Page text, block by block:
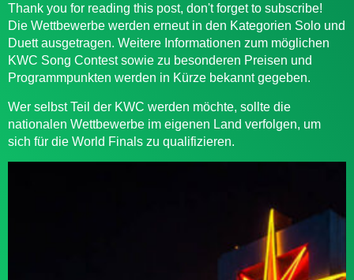
Thank you for reading this post, don't forget to subscribe!
Die Wettbewerbe werden erneut in den Kategorien Solo und
Duett ausgetragen. Weitere Informationen zum möglichen
KWC Song Contest sowie zu besonderen Preisen und
Programmpunkten werden in Kürze bekannt gegeben.
Wer selbst Teil der KWC werden möchte, sollte die
nationalen Wettbewerbe im eigenen Land verfolgen, um
sich für die World Finals zu qualifizieren.